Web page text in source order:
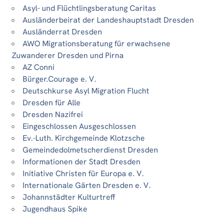
Asyl- und Flüchtlingsberatung Caritas
Ausländerbeirat der Landeshauptstadt Dresden
Ausländerrat Dresden
AWO Migrationsberatung für erwachsene
Zuwanderer Dresden und Pirna
AZ Conni
Bürger.Courage e. V.
Deutschkurse Asyl Migration Flucht
Dresden für Alle
Dresden Nazifrei
Eingeschlossen Ausgeschlossen
Ev.-Luth. Kirchgemeinde Klotzsche
Gemeindedolmetscherdienst Dresden
Informationen der Stadt Dresden
Initiative Christen für Europa e. V.
Internationale Gärten Dresden e. V.
Johannstädter Kulturtreff
Jugendhaus Spike